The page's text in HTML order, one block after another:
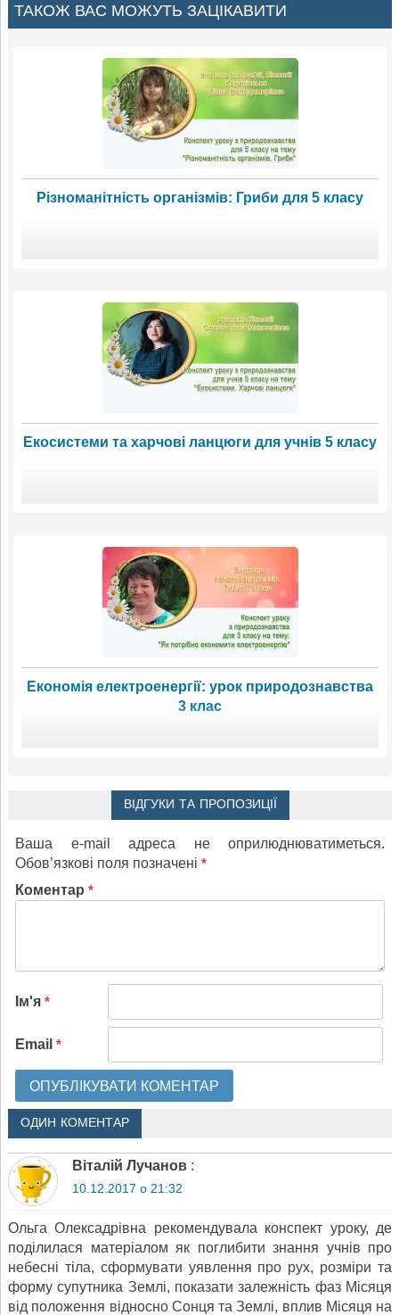
ТАКОЖ ВАС МОЖУТЬ ЗАЦІКАВИТИ
Різноманітність організмів: Гриби для 5 класу
Екосистеми та харчові ланцюги для учнів 5 класу
Економія електроенергії: урок природознавства
3 клас
ВІДГУКИ ТА ПРОПОЗИЦІЇ
Ваша e-mail адреса не оприлюднюватиметься.
Обов’язкові поля позначені *
Коментар *
Ім'я *
Email *
ОДИН КОМЕНТАР
Віталій Лучанов :
10.12.2017 о 21:32
Ольга Олексадрівна рекомендувала конспект уроку, де
поділилася матеріалом як поглибити знання учнів про
небесні тіла, сформувати уявлення про рух, розміри та
форму супутника Землі, показати залежність фаз Місяця
від положення відносно Сонця та Землі, вплив Місяця на